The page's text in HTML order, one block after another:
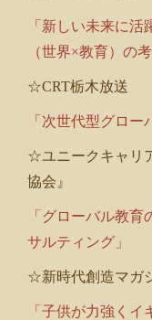
「新しい未来に活
（世界×教育）の考
☆CRT栃木放送
「次世代型グロー
☆ユニークキャリ
協会』
「グローバル教
サルティング」
☆新時代創造マガ
「子供が力強くイ